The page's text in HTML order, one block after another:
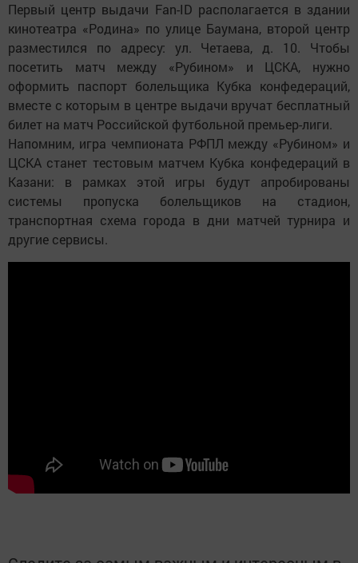
Первый центр выдачи Fan-ID располагается в здании
кинотеатра «Родина» по улице Баумана, второй центр
разместился по адресу: ул. Четаева, д. 10. Чтобы
посетить матч между «Рубином» и ЦСКА, нужно
оформить паспорт болельщика Кубка конфедераций,
вместе с которым в центре выдачи вручат бесплатный
билет на матч Российской футбольной премьер-лиги.
Напомним, игра чемпионата РФПЛ между «Рубином» и
ЦСКА станет тестовым матчем Кубка конфедераций в
Казани: в рамках этой игры будут апробированы
системы пропуска болельщиков на стадион,
транспортная схема города в дни матчей турнира и
другие сервисы.